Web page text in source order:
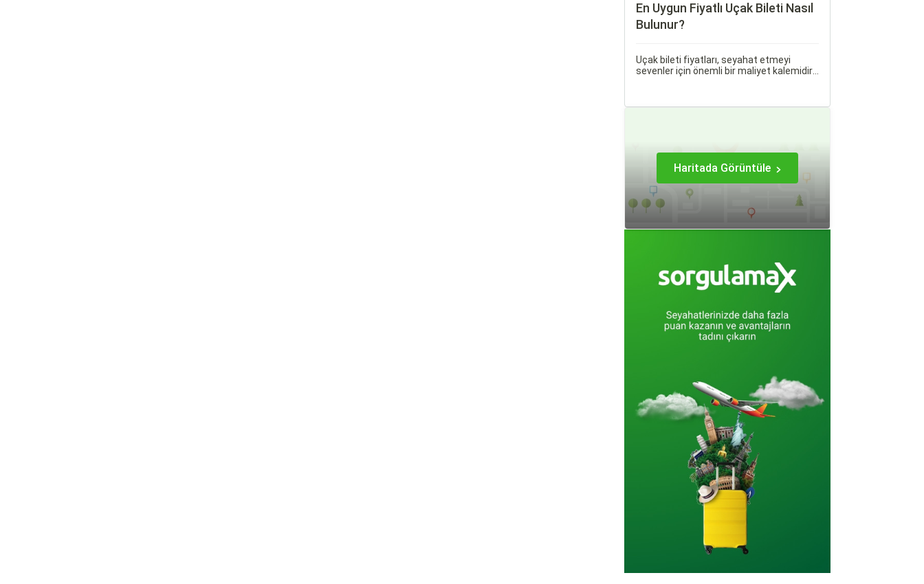
En Uygun Fiyatlı Uçak Bileti Nasıl
Bulunur?
Uçak bileti fiyatları, seyahat etmeyi
sevenler için önemli bir maliyet kalemidir.
Haritada Görüntüle